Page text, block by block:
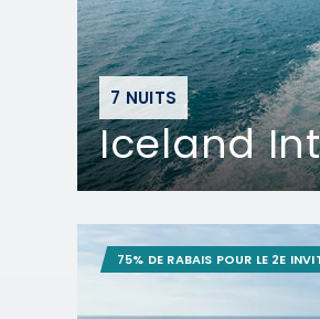
7 NUITS
Iceland
75% DE RABAIS POUR LE 2E